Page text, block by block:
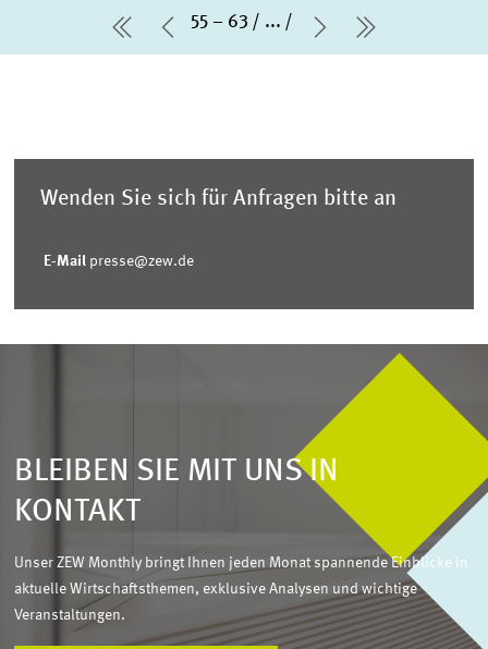
erste Seite
Vorherige Seite
55 – 63 ...
Nächste Seite
letzte
Wenden Sie sich für Anfragen bitte an
E-Mail presse@zew.de
BLEIBEN SIE MIT UNS IN
KONTAKT
Unser ZEW Monthly bringt Ihnen jeden Monat spannende Einblicke in
aktuelle Wirtschaftsthemen, exklusive Analysen und wichtige
Veranstaltungen.